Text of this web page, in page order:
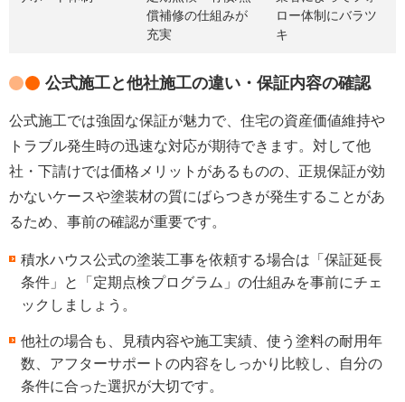
償補修の仕組みが
充実
ロー体制にバラツ
キ
公式施工と他社施工の違い・保証内容の確認
公式施工では強固な保証が魅力で、住宅の資産価値維持や
トラブル発生時の迅速な対応が期待できます。対して他
社・下請けでは価格メリットがあるものの、正規保証が効
かないケースや塗装材の質にばらつきが発生することがあ
るため、事前の確認が重要です。
積水ハウス公式の塗装工事を依頼する場合は「保証延長
条件」と「定期点検プログラム」の仕組みを事前にチェ
ックしましょう。
他社の場合も、見積内容や施工実績、使う塗料の耐用年
数、アフターサポートの内容をしっかり比較し、自分の
条件に合った選択が大切です。